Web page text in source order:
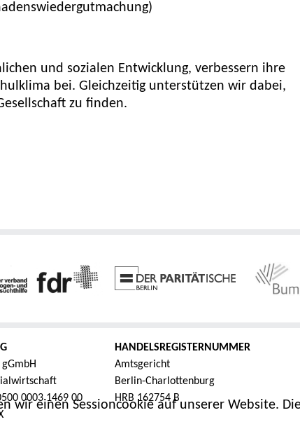
und sozialen Entwicklung, verbessern ihre
bei. Gleichzeitig unterstützen wir dabei,
zu finden.
0003 1469 00
HANDELSREGISTERNUMMER
Amtsgericht
Berlin-Charlottenburg
HRB 162754 B
einen Sessioncookie auf unserer Website.